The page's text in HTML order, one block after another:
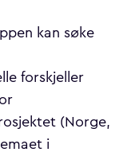
kan søke
forskjeller
(Norge,
i